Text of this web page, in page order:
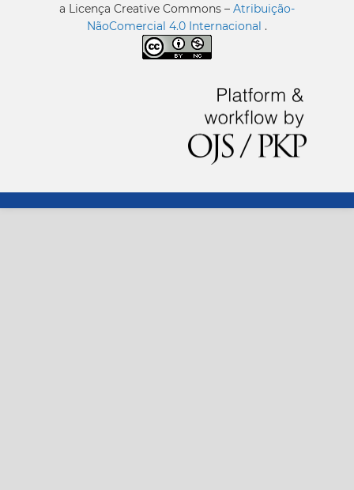
a Licença Creative Commons – Atribuição-
NãoComercial 4.0 Internacional .